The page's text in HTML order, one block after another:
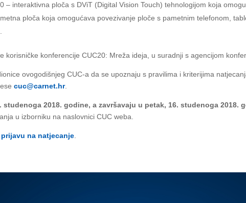
– interaktivna ploča s DViT (Digital Vision Touch) tehnologijom koja
ploča koja omogućava povezivanje ploče s pametnim telefonom,
korisničke konferencije CUC20: Mreža ideja, u suradnji s agencijom
ovogodišnjeg CUC-a da se upoznaju s pravilima i kriterijima
cuc@carnet.hr.
2018. godine, a završavaju u petak, 16. studenoga 2018.
u izborniku na naslovnici CUC weba.
prijavu na natjecanje